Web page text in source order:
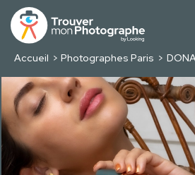
Accueil Photographes Paris